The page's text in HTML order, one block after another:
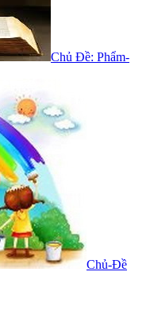
Chủ Đề: Phẩm-
Chủ-Đề